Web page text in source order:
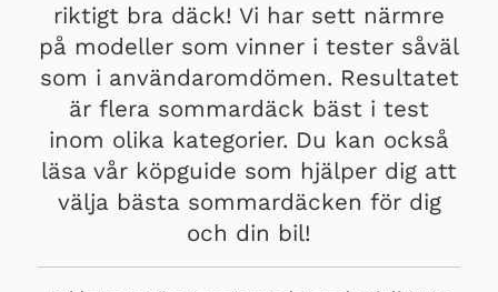
riktigt bra däck! Vi har sett närmre
på modeller som vinner i tester såväl
som i användaromdömen. Resultatet
är flera sommardäck bäst i test
inom olika kategorier. Du kan också
läsa vår köpguide som hjälper dig att
välja bästa sommardäcken för dig
och din bil!